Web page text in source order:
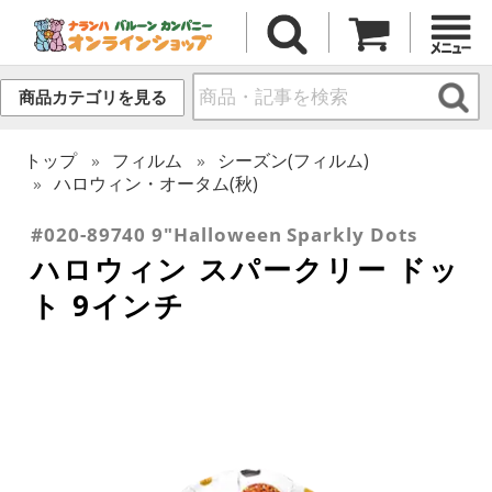
商品カテゴリを見る
トップ フィルム
シーズン(フィルム)
ハロウィン・オータム(秋)
#020-89740 9"Halloween Sparkly Dots
ハロウィン スパークリー ドッ
ト 9インチ